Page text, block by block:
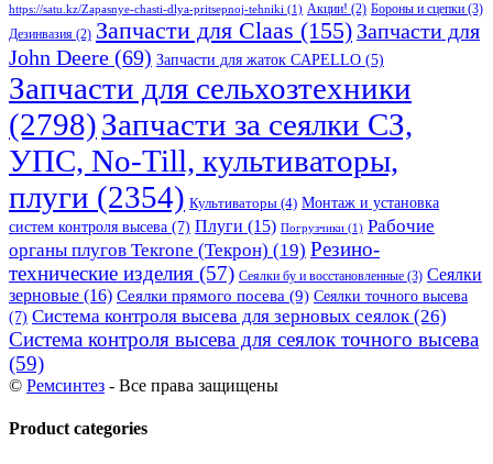
https://satu.kz/Zapasnye-chasti-dlya-pritsepnoj-tehniki (1) Акции! (2) Бороны и сцепки (3)
Дезинвазия (2) Запчасти для Claas (155) Запчасти для
John Deere (69) Запчасти для жаток CAPELLO (5)
Запчасти для сельхозтехники
(2798)Запчасти за сеялки СЗ,
УПС, No-Till, культиваторы,
плуги (2354) Культиваторы (4) Монтаж и установка
систем контроля высева (7) Плуги (15) Погрузчики (1) Рабочие
органы плугов Текrоne (Текрон) (19) Резино-
технические изделия (57) Сеялки бу и восстановленные (3) Сеялки
зерновые (16) Сеялки прямого посева (9) Сеялки точного высева
(7) Система контроля высева для зерновых сеялок(26)
Система контроля высева для сеялок точного высева
(59)
© Ремсинтез - Все права защищены
Product categories